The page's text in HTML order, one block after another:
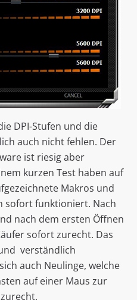
DPI-Stufen und die
auch nicht fehlen. Der
ist riesig aber
kurzen Test haben auf
Makros und
sofort funktioniert. Nach
nach dem ersten Öffnen
sofort zurecht. Das
verständlich
auch Neulinge, welche
auf einer Maus zur